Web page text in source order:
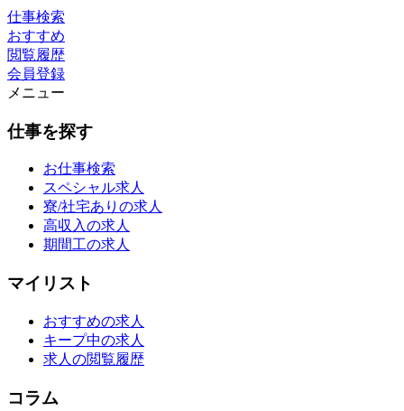
仕事検索
おすすめ
閲覧履歴
会員登録
メニュー
仕事を探す
お仕事検索
スペシャル求人
寮/社宅ありの求人
高収入の求人
期間工の求人
マイリスト
おすすめの求人
キープ中の求人
求人の閲覧履歴
コラム